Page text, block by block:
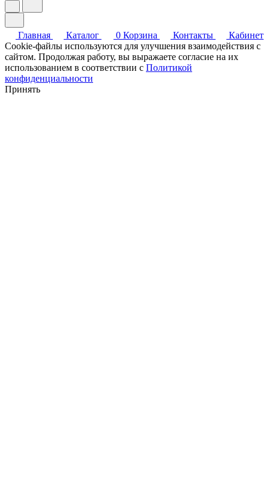
Главная Каталог 0 Корзина Контакты
Кабинет
Cookie-файлы используются для улучшения взаимодействия с
сайтом. Продолжая работу, вы выражаете согласие на их
использованием в соответствии с Политикой
конфиденциальности
Принять